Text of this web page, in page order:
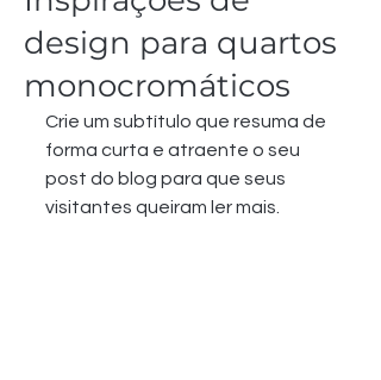
design para quartos
monocromáticos
Crie um subtítulo que resuma de
forma curta e atraente o seu
post do blog para que seus
visitantes queiram ler mais.